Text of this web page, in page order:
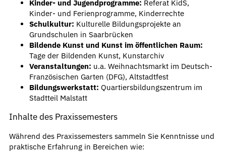
Kinder- und Jugendprogramme: Referat KidS,
Kinder- und Ferienprogramme, Kinderrechte
Schulkultur: Kulturelle Bildungsprojekte an
Grundschulen in Saarbrücken
Bildende Kunst und Kunst im öffentlichen Raum:
Tage der Bildenden Kunst, Kunstarchiv
Veranstaltungen: u.a. Weihnachtsmarkt im Deutsch-
Französischen Garten (DFG), Altstadtfest
Bildungswerkstatt: Quartiersbildungszentrum im
Stadtteil Malstatt
Inhalte des Praxissemesters
Während des Praxissemesters sammeln Sie Kenntnisse und
praktische Erfahrung in Bereichen wie: